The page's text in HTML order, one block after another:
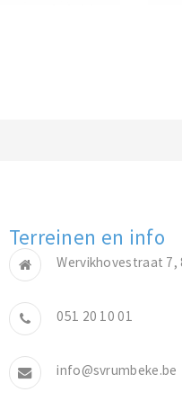
Terreinen en info
Wervikhovestraat 7,
051 20 10 01
info@svrumbeke.be